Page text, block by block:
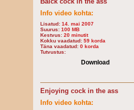
Info video kohta:
Lisatud: 14. mai 2007
Suurus: 100 MB
Kestvus: 20 minutit
Kokku vaadatud: 59 korda
Täna vaadatud: 0 korda
Tutvustus:
Download
Enjoying cock in the ass
Info video kohta: